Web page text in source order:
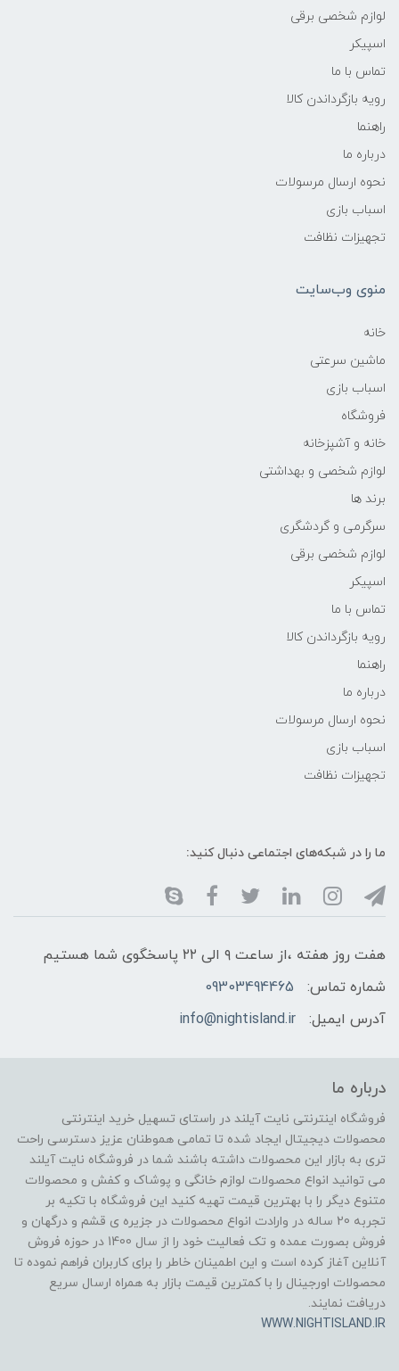
لوازم شخصی برقی
اسپیکر
تماس با ما
رویه بازگرداندن کالا
راهنما
درباره ما
نحوه ارسال مرسولات
اسباب بازی
تجهیزات نظافت
منوی وب‌سایت
خانه
ماشین سرعتی
اسباب بازی
فروشگاه
خانه و آشپزخانه
لوازم شخصی و بهداشتی
برند ها
سرگرمی و گردشگری
لوازم شخصی برقی
اسپیکر
تماس با ما
رویه بازگرداندن کالا
راهنما
درباره ما
نحوه ارسال مرسولات
اسباب بازی
تجهیزات نظافت
ما را در شبکه‌های اجتماعی دنبال کنید:
هفت روز هفته ،از ساعت ۹ الی ۲۲ پاسخگوی شما هستیم
شماره تماس:
09303494465
آدرس ایمیل:
info@nightisland.ir
درباره ما
فروشگاه اینترنتی نایت آیلند در راستای تسهیل خرید اینترنتی
محصولات دیجیتال ایجاد شده تا تمامی هموطنان عزیز دسترسی راحت
تری به بازار این محصولات داشته باشند شما در فروشگاه نایت آیلند
می توانید انواع محصولات لوازم خانگی و پوشاک و کفش و محصولات
متنوع دیگر را با بهترین قیمت تهیه کنید این فروشگاه با تکیه بر
تجربه 20 ساله در وارادت انواع محصولات در جزیره ی قشم و درگهان و
فروش بصورت عمده و تک فعالیت خود را از سال 1400 در حوزه فروش
آنلاین آغاز کرده است و این اطمینان خاطر را برای کاربران فراهم نموده تا
محصولات اورجینال را با کمترین قیمت بازار به همراه ارسال سریع
دریافت نمایند.
WWW.NIGHTISLAND.IR